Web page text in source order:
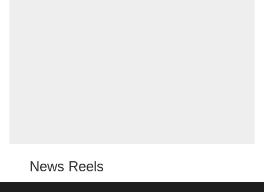
News Reels